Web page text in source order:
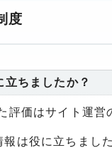
度
立ちましたか？
評価はサイト運営
報は役に立ちまし